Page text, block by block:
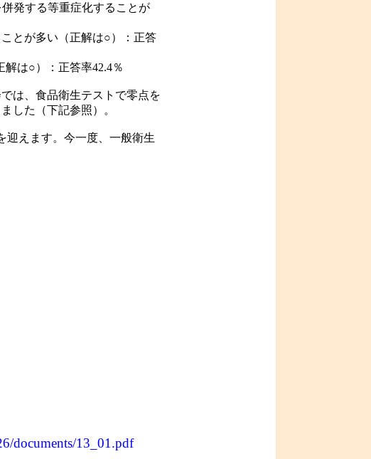
発する等重症化することが
とが多い（正解は○）：正答
解は○）：正答率42.4％
は、食品衛生テストで零点を
した（下記参照）。
えます。今一度、一般衛生
documents/13_01.pdf